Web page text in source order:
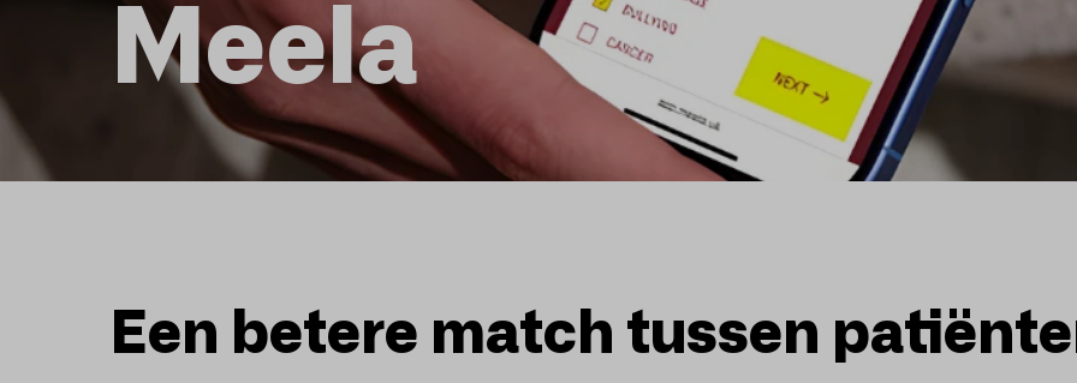
Meela
Een betere match tussen